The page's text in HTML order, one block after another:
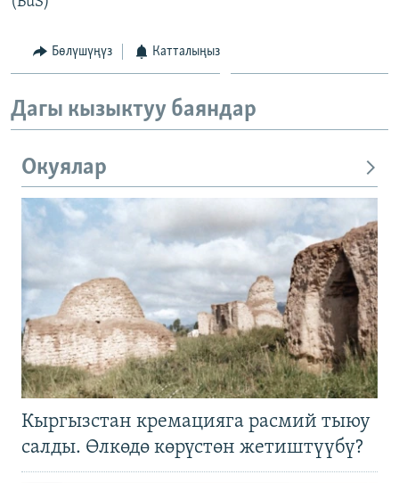
ЭЕ/АРнун бардык сайттары
Бөлүшүңүз Катталыңыз
Дагы кызыктуу баяндар
Окуялар
Кыргызстан кремацияга расмий тыюу
салды. Өлкөдө көрүстөн жетиштүүбү?